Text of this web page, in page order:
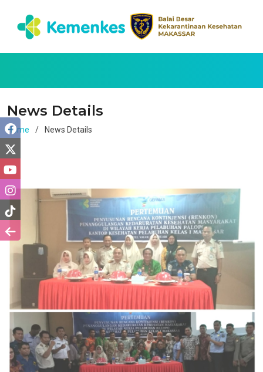
News Details
Home News Details